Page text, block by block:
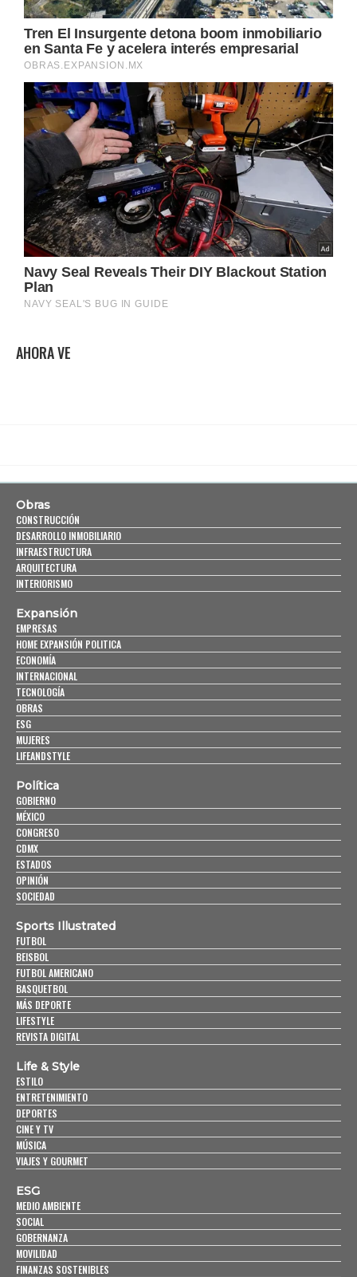
AHORA VE
Obras
CONSTRUCCIÓN
DESARROLLO INMOBILIARIO
INFRAESTRUCTURA
ARQUITECTURA
INTERIORISMO
Expansión
EMPRESAS
HOME EXPANSIÓN POLITICA
ECONOMÍA
INTERNACIONAL
TECNOLOGÍA
OBRAS
ESG
MUJERES
LIFEANDSTYLE
Política
GOBIERNO
MÉXICO
CONGRESO
CDMX
ESTADOS
OPINIÓN
SOCIEDAD
Sports Illustrated
FUTBOL
BEISBOL
FUTBOL AMERICANO
BASQUETBOL
MÁS DEPORTE
LIFESTYLE
REVISTA DIGITAL
Life & Style
ESTILO
ENTRETENIMIENTO
DEPORTES
CINE Y TV
MÚSICA
VIAJES Y GOURMET
ESG
MEDIO AMBIENTE
SOCIAL
GOBERNANZA
MOVILIDAD
FINANZAS SOSTENIBLES